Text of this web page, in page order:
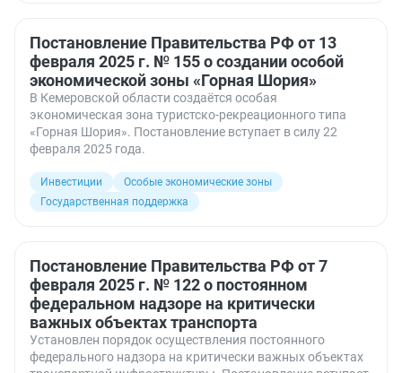
Постановление Правительства РФ от 13
февраля 2025 г. № 155 о создании особой
экономической зоны «Горная Шория»
В Кемеровской области создаётся особая
экономическая зона туристско-рекреационного типа
«Горная Шория». Постановление вступает в силу 22
февраля 2025 года.
Инвестиции
Особые экономические зоны
Государственная поддержка
Постановление Правительства РФ от 7
февраля 2025 г. № 122 о постоянном
федеральном надзоре на критически
важных объектах транспорта
Установлен порядок осуществления постоянного
федерального надзора на критически важных объектах